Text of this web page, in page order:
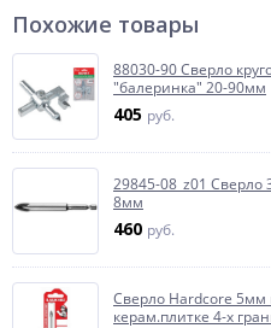
Похожие товары
88030-90 Сверло
"балеринка" 20-90мм
405 руб.
29845-08_z01 Сверло
8мм
460 руб.
Сверло Hardcore 5мм
керам.плитке 4-х